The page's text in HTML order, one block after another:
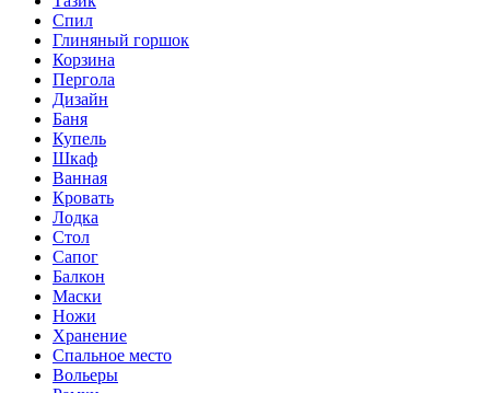
Спил
Глиняный горшок
Корзина
Пергола
Дизайн
Баня
Купель
Шкаф
Ванная
Кровать
Лодка
Стол
Сапог
Балкон
Маски
Ножи
Хранение
Спальное место
Вольеры